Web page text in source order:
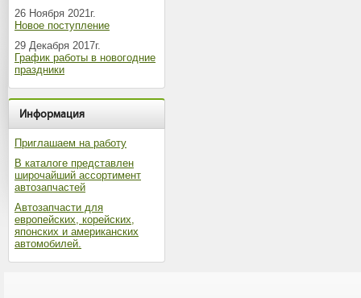
26 Ноября 2021г.
Новое поступление
29 Декабря 2017г.
График работы в новогодние
праздники
Информация
Приглашаем на работу
В каталоге представлен
широчайший ассортимент
автозапчастей
Автозапчасти для
европейских, корейских,
японских и американских
автомобилей.